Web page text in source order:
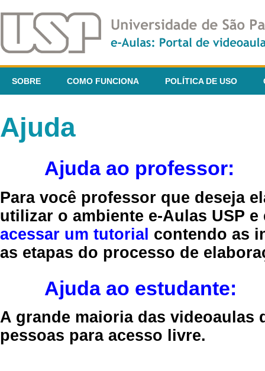
SOBRE COMO FUNCIONA POLÍTICA DE USO
Ajuda
Ajuda ao professor:
Para você professor que deseja
utilizar o ambiente e-Aulas USP
acessar um tutorial contendo as
as etapas do processo de
Ajuda ao estudante:
A grande maioria das videoaulas
pessoas para acesso livre.